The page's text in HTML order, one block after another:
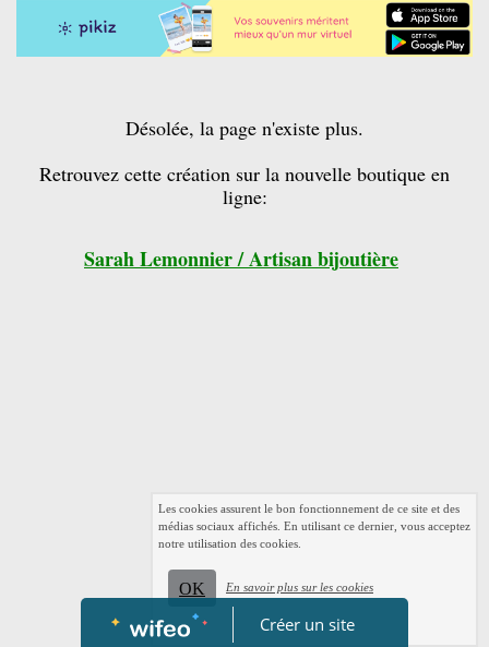
Désolée, la page n'existe plus.
Retrouvez cette création sur la nouvelle boutique en
ligne:
Sarah Lemonnier / Artisan bijoutière
Créer un site
Les cookies assurent le bon fonctionnement de ce site et des
médias sociaux affichés. En utilisant ce dernier, vous acceptez
notre utilisation des cookies.
OK En savoir plus sur les cookies